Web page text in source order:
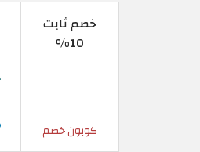
خصم ثابت
10%
كوبون خصم